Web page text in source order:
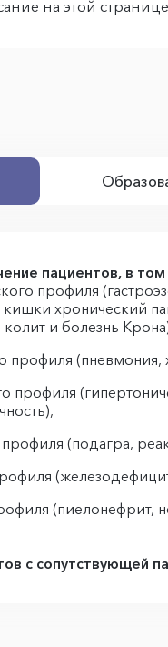
на этой
пациентов, в
профиля
хронический
и болезнь
профиля (пневмония,
профиля
(подагра,
(пиелонефрит,
с сопутствующей